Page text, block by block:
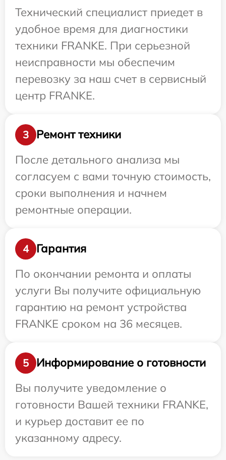
Технический специалист приедет в
удобное время для диагностики
техники FRANKE. При серьезной
неисправности мы обеспечим
перевозку за наш счет в сервисный
центр FRANKE.
3
Ремонт техники
После детального анализа мы
согласуем с вами точную стоимость,
сроки выполнения и начнем
ремонтные операции.
4
Гарантия
По окончании ремонта и оплаты
услуги Вы получите официальную
гарантию на ремонт устройства
FRANKE сроком на 36 месяцев.
5
Информирование о готовности
Вы получите уведомление о
готовности Вашей техники FRANKE,
и курьер доставит ее по
указанному адресу.